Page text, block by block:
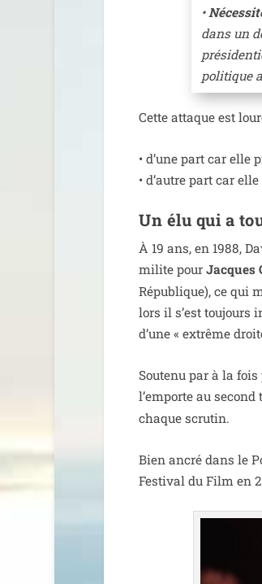
•
dans un
poli­tique
Cette attaque est
• d’une part car elle
• d’autre part car
Un élu qui a
À 19 ans, en 1988,
milite pourJacques
République), ce qui
lors il s’est tou­jours
d’une « extrême
Soutenu par à la
l’emporte au
chaque scrutin.
Bien ancré dans le
Festival du Film en